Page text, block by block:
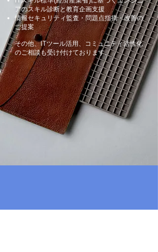
アのスキル診断と教育企画支援
情報セキュリティ監査・問題点指摘・改善の
ご提案
その他、ITツール活用、コミュニティ活性化
のご相談も受け付けております。